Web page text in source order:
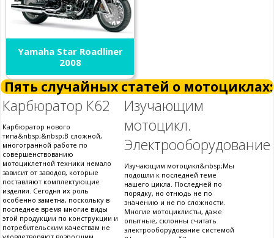
Yamaha Star Roadliner
2008
Пять случайных статей о мотоциклах:
Карбюратор К62
Карбюратор нового
типа&nbsp;&nbsp;В сложной,
многогранной работе по
совершенствованию
мотоциклетной техники немало
зависит от заводов, которые
поставляют комплектующие
изделия. Сегодня их роль
особенно заметна, поскольку в
последнее время многие виды
этой продукции по конструкции и
потребительским качествам не
Изучающим
мотоцикл.
Электрооборудование
Изучающим мотоцикл&nbsp;Мы
подошли к последней теме
нашего цикла. Последней по
порядку, но отнюдь не по
значению и не по сложности.
Многие мотоциклисты, даже
опытные, склонны считать
электрооборудование системой